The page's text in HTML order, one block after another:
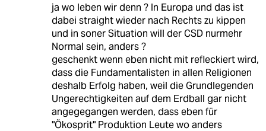
ja wo leben wir denn ? In Europa und das ist
dabei straight wieder nach Rechts zu kippen
und in soner Situation will der CSD nurmehr
Normal sein, anders ?
geschenkt wenn eben nicht mit refleckiert wird,
dass die Fundamentalisten in allen Religionen
deshalb Erfolg haben, weil die Grundlegenden
Ungerechtigkeiten auf dem Erdball gar nicht
angegegangen werden, dass eben für
"Ökosprit" Produktion Leute wo anders